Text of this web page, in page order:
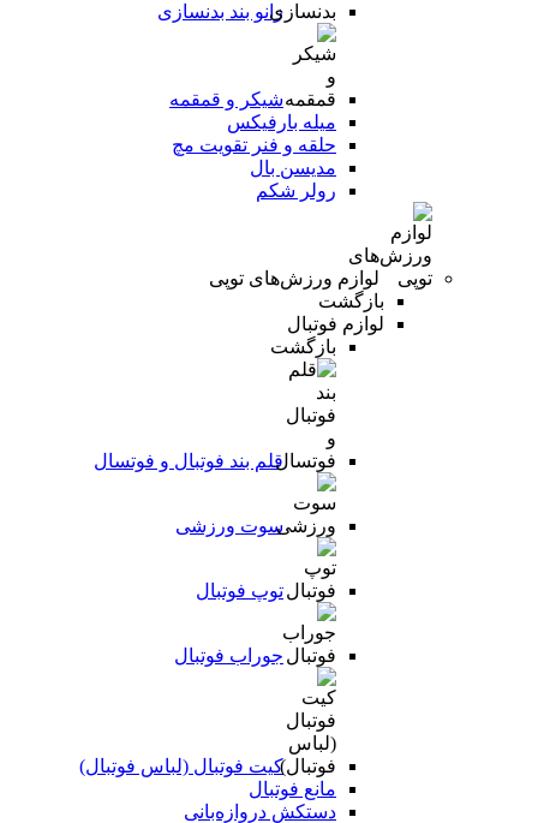
زانو بند بدنسازی
شیکر و قمقمه
میله بارفیکس
حلقه و فنر تقویت مچ
مدیسن بال
رولر شکم
لوازم ورزش‌های توپی
بازگشت
لوازم فوتبال
بازگشت
قلم بند فوتبال و فوتسال
سوت ورزشی
توپ فوتبال
جوراب فوتبال
کیت فوتبال (لباس فوتبال)
مانع فوتبال
دستکش دروازه‌بانی